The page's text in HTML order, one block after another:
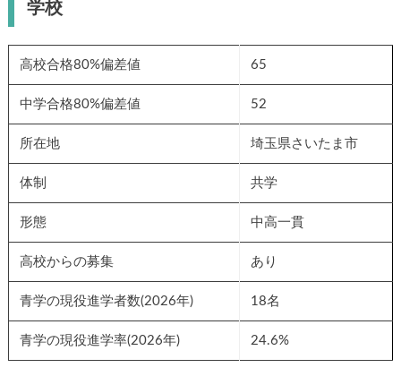
学校
高校合格80%偏差値 65
中学合格80%偏差値 52
所在地 埼玉県さいたま市
体制 共学
形態 中高一貫
高校からの募集 あり
青学の現役進学者数(2026年) 18名
青学の現役進学率(2026年) 24.6%